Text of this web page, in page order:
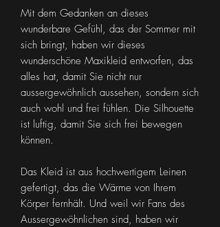
Mit dem Gedanken an dieses
wunderbare Gefühl, das der Sommer mit
sich bringt, haben wir dieses
wunderschöne Maxikleid entworfen, das
alles hat, damit Sie nicht nur
aussergewöhnlich aussehen, sondern sich
auch wohl und frei fühlen. Die Silhouette
ist luftig, damit Sie sich frei bewegen
können.
Das Kleid ist aus hochwertigem Leinen
gefertigt, das die Wärme von Ihrem
Körper fernhält. Und weil wir Fans des
Aussergewöhnlichen sind, haben wir